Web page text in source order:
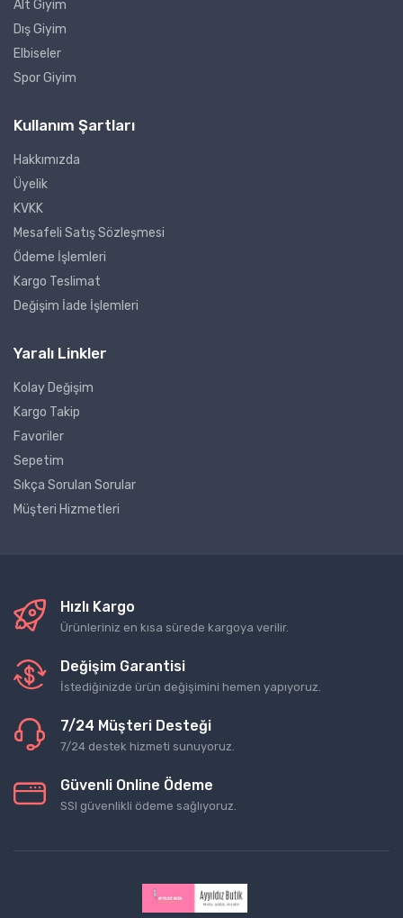
Alt Giyim
Dış Giyim
Elbiseler
Spor Giyim
Kullanım Şartları
Hakkımızda
Üyelik
KVKK
Mesafeli Satış Sözleşmesi
Ödeme İşlemleri
Kargo Teslimat
Değişim İade İşlemleri
Yaralı Linkler
Kolay Değişim
Kargo Takip
Favoriler
Sepetim
Sıkça Sorulan Sorular
Müşteri Hizmetleri
Hızlı Kargo
Ürünleriniz en kısa sürede kargoya verilir.
Değişim Garantisi
İstediğinizde ürün değişimini hemen yapıyoruz.
7/24 Müşteri Desteği
7/24 destek hizmeti sunuyoruz.
Güvenli Online Ödeme
SSl güvenlikli ödeme sağlıyoruz.